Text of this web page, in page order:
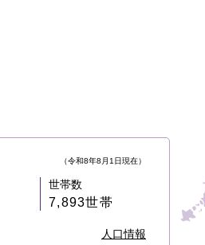
（令和8年8月1日現在）
世帯数
7,893世帯
人口情報